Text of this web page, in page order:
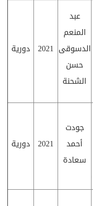
عبد
المنعم
الدسوقى
حسن
الشحنة
2021 دورية
جودت
أحمد
سعادة
2021 دورية